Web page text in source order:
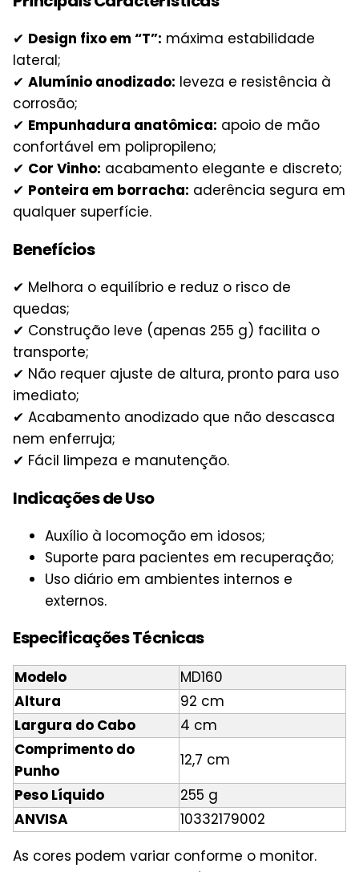
✔ Design fixo em “T”: máxima estabilidade
lateral;
✔ Alumínio anodizado: leveza e resistência à
corrosão;
✔ Empunhadura anatômica: apoio de mão
confortável em polipropileno;
✔ Cor Vinho: acabamento elegante e discreto;
✔ Ponteira em borracha: aderência segura em
qualquer superfície.
Benefícios
✔ Melhora o equilíbrio e reduz o risco de
quedas;
✔ Construção leve (apenas 255 g) facilita o
transporte;
✔ Não requer ajuste de altura, pronto para uso
imediato;
✔ Acabamento anodizado que não descasca
nem enferruja;
✔ Fácil limpeza e manutenção.
Indicações de Uso
Auxílio à locomoção em idosos;
Suporte para pacientes em recuperação;
Uso diário em ambientes internos e
externos.
Especificações Técnicas
Modelo
MD160
Altura
92 cm
Largura do Cabo
4 cm
Comprimento do
Punho
12,7 cm
Peso Líquido
255 g
ANVISA
10332179002
As cores podem variar conforme o monitor.